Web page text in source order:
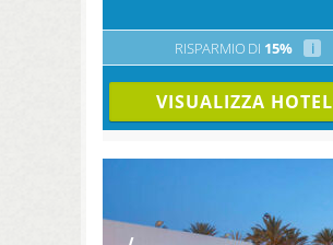
RISPARMIO DI 15% i
VISUALIZZA HOTEL